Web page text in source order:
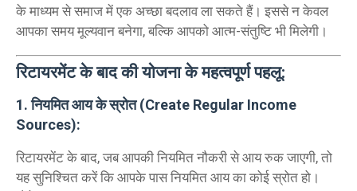
के माध्यम से समाज में एक अच्छा बदलाव ला सकते हैं। इससे न केवल
आपका समय मूल्यवान बनेगा, बल्कि आपको आत्म-संतुष्टि भी मिलेगी।
रिटायरमेंट के बाद की योजना के महत्वपूर्ण पहलू:
1. नियमित आय के स्रोत (Create Regular Income
Sources):
रिटायरमेंट के बाद, जब आपकी नियमित नौकरी से आय रुक जाएगी, तो
यह सुनिश्चित करें कि आपके पास नियमित आय का कोई स्रोत हो।